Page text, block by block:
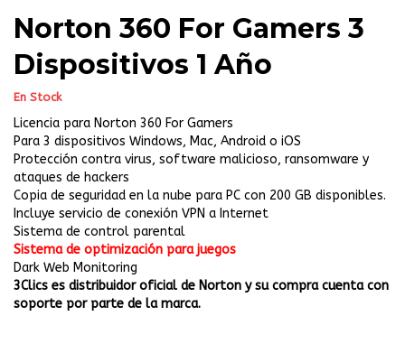
Norton 360 For Gamers 3
Dispositivos 1 Año
En Stock
Licencia para Norton 360 For Gamers
Para 3 dispositivos Windows, Mac, Android o iOS
Protección contra virus, software malicioso, ransomware y
ataques de hackers
Copia de seguridad en la nube para PC con 200 GB disponibles.
Incluye servicio de conexión VPN a Internet
Sistema de control parental
Sistema de optimización para juegos
Dark Web Monitoring
3Clics es distribuidor oficial de Norton y su compra cuenta con
soporte por parte de la marca.